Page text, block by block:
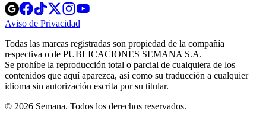
Opens
in
new
Opens
in
new
Opens
in
new
window
Opens
new
windowwindow
Aviso de Privacidad
new
window
Todas las marcas registradas son propiedad de la compañía
respectiva o de PUBLICACIONES SEMANA S.A.
Se prohíbe la reproducción total o parcial de cualquiera de los
contenidos que aquí aparezca, así como su traducción a cualquier
idioma sin autorización escrita por su titular.
© 2026 Semana. Todos los derechos reservados.